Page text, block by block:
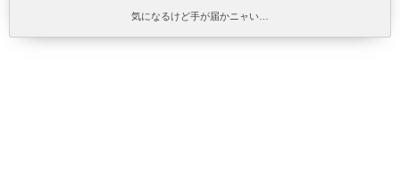
気になるけど手が届かニャい…